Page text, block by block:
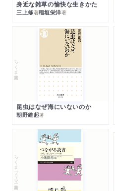
身近な雑草の愉快な生きかた
三上修著稲垣栄洋著
ちくま新書
昆虫はなぜ海にいないのか
朝野維起著
ちくまプリマー新書